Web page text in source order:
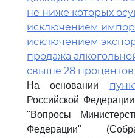
не ниже которых
исключением
исключением
продажа
свыше 28 процентов
На основании
Российской
"Вопросы
Федерации"